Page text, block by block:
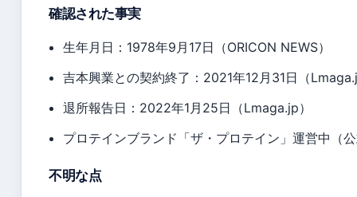
確認された事実
生年月日：1978年9月17日（ORICON NEWS）
吉本興業との契約終了：2021年12月31日（
退所報告日：2022年1月25日（Lmaga.jp）
プロテインブランド「ザ・プロテイン」運営中（
不明な点